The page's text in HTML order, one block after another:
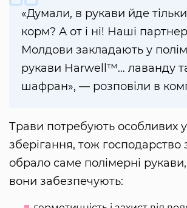
«Думали, в рукави йде
корм? А от і ні! Наші
Молдови закладають у
рукави Harwell™… лаванду
шафран», — розповіли в
Трави потребують особливих
зберігання, тож
обрало саме полімерні рукави,
вони забезпечують: